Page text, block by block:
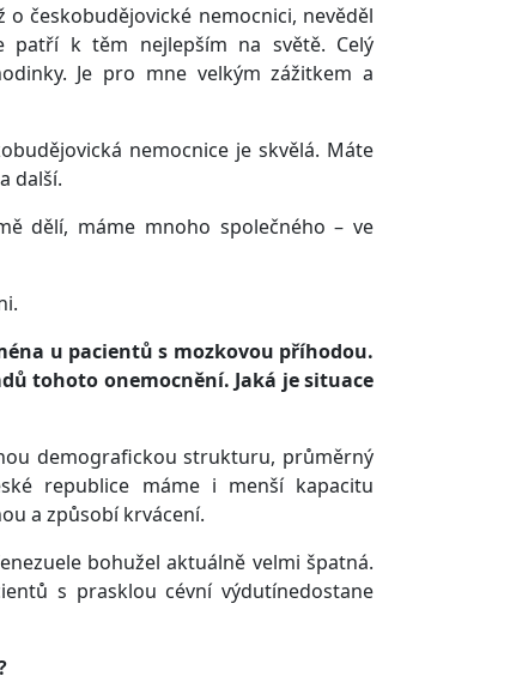
českobudějovické nemocnici, nevěděl
patří k těm nejlepším na světě. Celý
Je pro mne velkým zážitkem a
nemocnice je skvělá. Máte
další.
dělí, máme mnoho společného – ve
u pacientů s mozkovou příhodou.
tohoto onemocnění. Jaká je situace
demografickou strukturu, průměrný
republice máme i menší kapacitu
a způsobí krvácení.
bohužel aktuálně velmi špatná.
s prasklou cévní výdutínedostane